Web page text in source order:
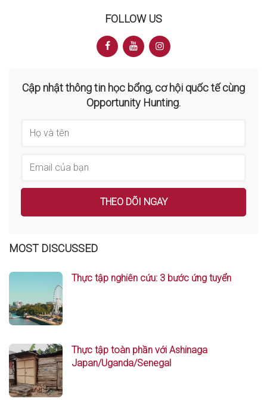
FOLLOW US
Cập nhật thông tin học bổng, cơ hội quốc tế cùng
Opportunity Hunting.
MOST DISCUSSED
Thực tập nghiên cứu: 3 bước ứng tuyển
Thực tập toàn phần với Ashinaga
Japan/Uganda/Senegal